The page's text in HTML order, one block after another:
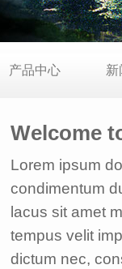
产品中心 新
Welcome
Lorem ipsum
condimentum
lacus sit amet
tempus velit
dictum nec,